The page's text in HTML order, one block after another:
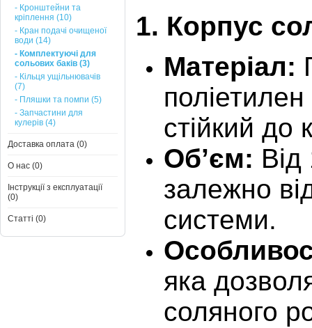
- Кронштейни та
кріплення (10)
- Кран подачі очищеної
води (14)
- Комплектуючі для
сольових баків (3)
- Кільця ущільнювачів
(7)
- Пляшки та помпи (5)
- Запчастини для
кулерів (4)
Доставка оплата (0)
О нас (0)
Інструкції з експлуатації
(0)
Статті (0)
1. Корпус
Матеріал:
стійкий до
Об’єм: Від
залежно
системи.
яка
соляного